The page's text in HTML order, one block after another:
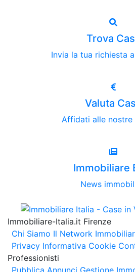
Trova
Invia la tua richiesta
Valuta
Affidati alle nostre
Immobiliare
News
Immobiliare-Italia.it Firenze
Chi Siamo Il Network
Privacy Informativa Cookie
Professionisti
Pubblica Annunci Gestione